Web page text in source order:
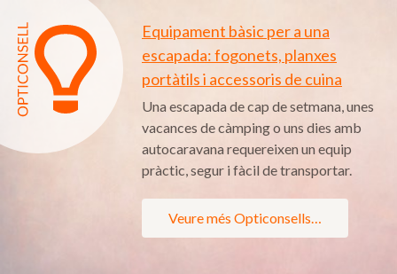
Equipament bàsic per a una
escapada: fogonets, planxes
portàtils i accessoris de cuina
Una escapada de cap de setmana, unes
vacances de càmping o uns dies amb
autocaravana requereixen un equip
pràctic, segur i fàcil de transportar.
Veure més Opticonsells…